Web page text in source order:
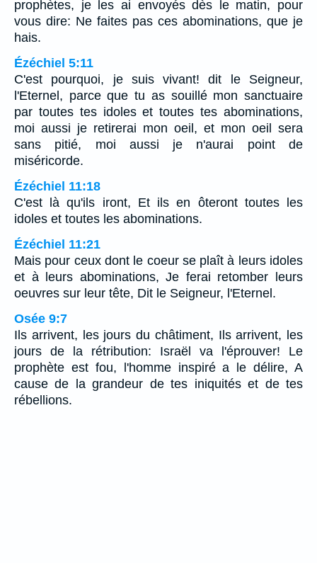
prophètes, je les ai envoyés dès le matin, pour
vous dire: Ne faites pas ces abominations, que je
hais.
Ézéchiel 5:11
C'est pourquoi, je suis vivant! dit le Seigneur,
l'Eternel, parce que tu as souillé mon sanctuaire
par toutes tes idoles et toutes tes abominations,
moi aussi je retirerai mon oeil, et mon oeil sera
sans pitié, moi aussi je n'aurai point de
miséricorde.
Ézéchiel 11:18
C'est là qu'ils iront, Et ils en ôteront toutes les
idoles et toutes les abominations.
Ézéchiel 11:21
Mais pour ceux dont le coeur se plaît à leurs idoles
et à leurs abominations, Je ferai retomber leurs
oeuvres sur leur tête, Dit le Seigneur, l'Eternel.
Osée 9:7
Ils arrivent, les jours du châtiment, Ils arrivent, les
jours de la rétribution: Israël va l'éprouver! Le
prophète est fou, l'homme inspiré a le délire, A
cause de la grandeur de tes iniquités et de tes
rébellions.